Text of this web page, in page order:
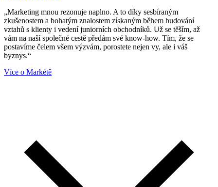
„Marketing mnou rezonuje naplno. A to díky sesbíraným
zkušenostem a bohatým znalostem získaným během budování
vztahů s klienty i vedení juniorních obchodníků. Už se těším, až
vám na naší společné cestě předám své know-how. Tím, že se
postavíme čelem všem výzvám, porostete nejen vy, ale i váš
byznys.“
Více o Markétě